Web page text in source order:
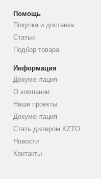
Помощь
Покупка и доставка
Статьи
Подбор товара
Информация
Документация
О компании
Наши проекты
Документация
Стать дилером KZTO
Новости
Контакты